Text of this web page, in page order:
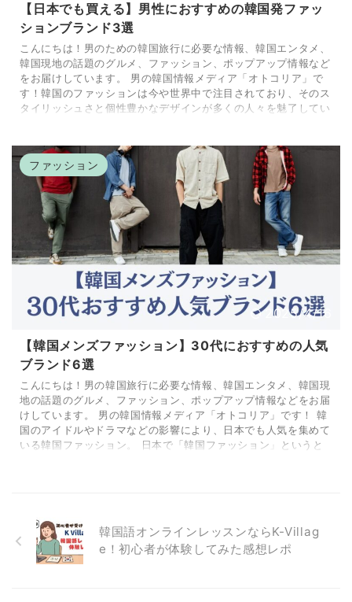
【日本でも買える】男性におすすめの韓国発ファッ
ションブランド3選
こんにちは！男のための韓国旅行に必要な情報、韓国エンタメ、
韓国現地の話題のグルメ、ファッション、ポップアップ情報など
をお届けしています。 男の韓国情報メディア「オトコリア」で
す！韓国のファッションは今や世界中で注目されており、そのス
タイリッシュさと個性豊かなデザインが多くの人々を魅了してい
めしたい韓国発のファッションブランドを3つご紹介します。そ
れぞれのブランドの特徴やスタイルを知ることで、 ...
ファッション
2025/4/16
【韓国メンズファッション】30代におすすめの人気
ブランド6選
こんにちは！男の韓国旅行に必要な情報、韓国エンタメ、韓国現
地の話題のグルメ、ファッション、ポップアップ情報などをお届
けしています。 男の韓国情報メディア「オトコリア」です！ 韓
国のアイドルやドラマなどの影響により、日本でも人気を集めて
いる韓国ファッション。 日本で「韓国ファッション」というと
韓国語オンラインレッスンならK-Villag
e！初心者が体験してみた感想レポ